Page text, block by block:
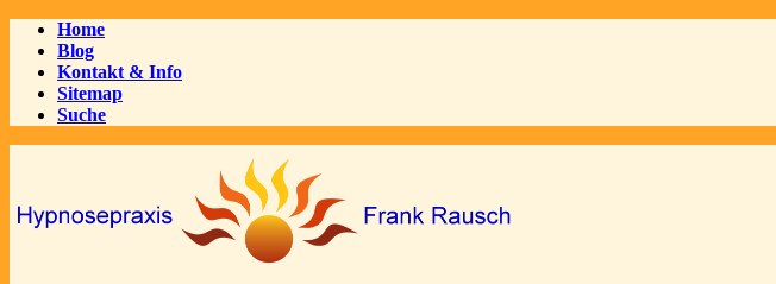
Home
Blog
Kontakt & Info
Sitemap
Suche